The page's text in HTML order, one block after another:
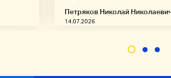
Петряков Николай
14.07.2026